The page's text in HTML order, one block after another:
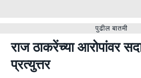
पुढील बातमी
राज ठाकरेंच्या आरोपांवर
प्रत्युत्तर